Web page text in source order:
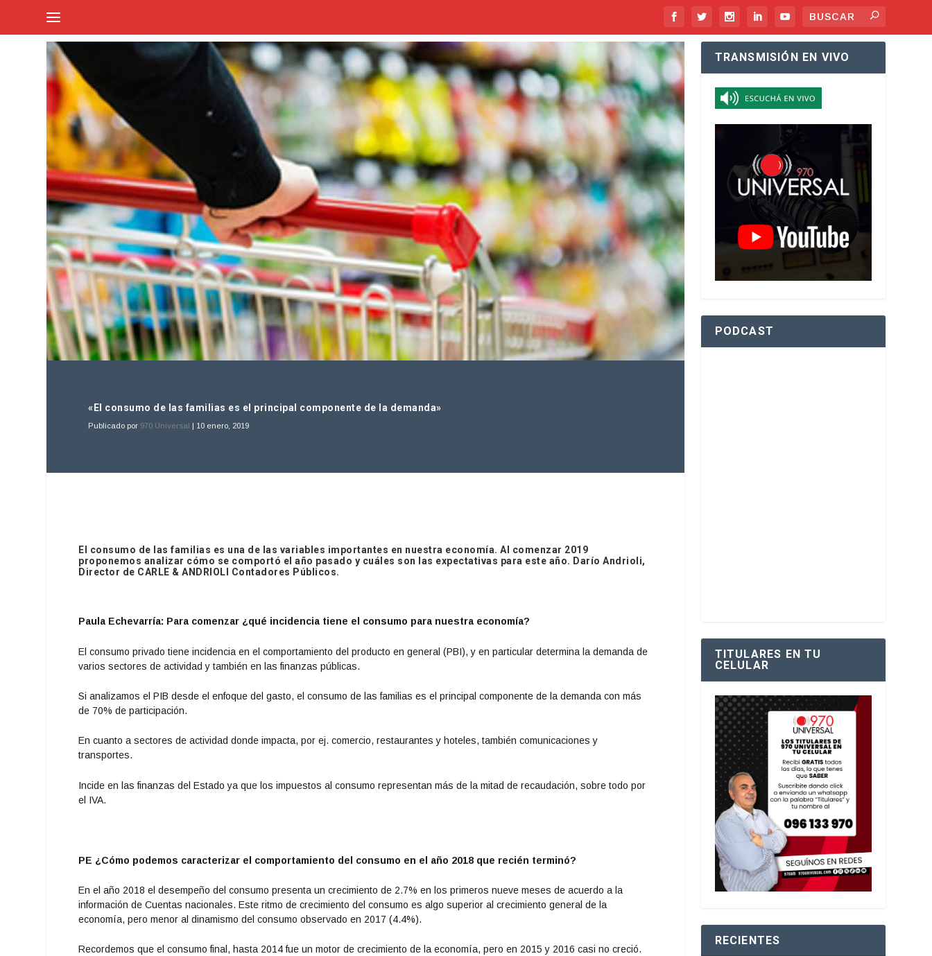
«El consumo de las familias es el principal componente de la demanda»
Publicado por 970 Universal | 10 enero, 2019
El consumo de las familias es una de las variables importantes en nuestra economía. Al comenzar 2019
proponemos analizar cómo se comportó el año pasado y cuáles son las expectativas para este año. Darío Andrioli,
Director de CARLE & ANDRIOLI Contadores Públicos.
Paula Echevarría: Para comenzar ¿qué incidencia tiene el consumo para nuestra economía?
El consumo privado tiene incidencia en el comportamiento del producto en general (PBI), y en particular determina la demanda de
varios sectores de actividad y también en las finanzas públicas.
Si analizamos el PIB desde el enfoque del gasto, el consumo de las familias es el principal componente de la demanda con más
de 70% de participación.
En cuanto a sectores de actividad donde impacta, por ej. comercio, restaurantes y hoteles, también comunicaciones y
transportes.
Incide en las finanzas del Estado ya que los impuestos al consumo representan más de la mitad de recaudación, sobre todo por
el IVA.
PE ¿Cómo podemos caracterizar el comportamiento del consumo en el año 2018 que recién terminó?
En el año 2018 el desempeño del consumo presenta un crecimiento de 2.7% en los primeros nueve meses de acuerdo a la
información de Cuentas nacionales. Este ritmo de crecimiento del consumo es algo superior al crecimiento general de la
economía, pero menor al dinamismo del consumo observado en 2017 (4.4%).
Recordemos que el consumo final, hasta 2014 fue un motor de crecimiento de la economía, pero en 2015 y 2016 casi no creció.
TRANSMISIÓN EN VIVO
PODCAST
TITULARES EN TU
CELULAR
RECIENTES